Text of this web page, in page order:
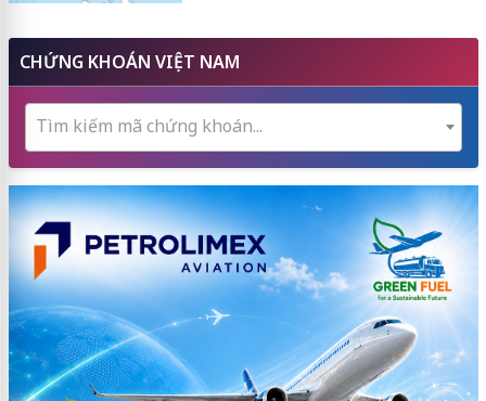
CHỨNG KHOÁN VIỆT NAM
Tìm kiếm mã chứng khoán...